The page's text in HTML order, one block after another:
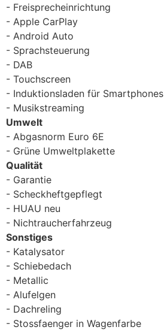
Freisprecheinrichtung
Apple CarPlay
Android Auto
Sprachsteuerung
DAB
Touchscreen
Induktionsladen für Smartphones
Musikstreaming
Umwelt
Abgasnorm Euro 6E
Grüne Umweltplakette
Qualität
Garantie
Scheckheftgepflegt
HUAU neu
Nichtraucherfahrzeug
Sonstiges
Katalysator
Schiebedach
Metallic
Alufelgen
Dachreling
Stossfaenger in Wagenfarbe